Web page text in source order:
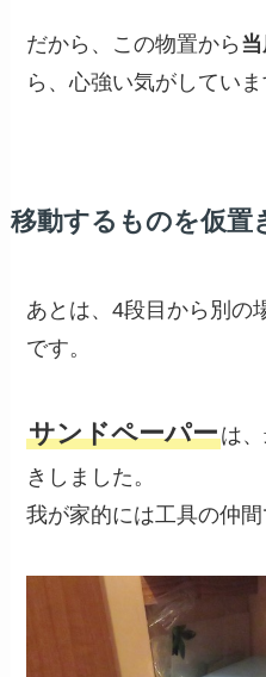
だから、この物置から
ら、心強い気がしていま
移動するものを仮置
あとは、4段目から別の
です。
サンドペーパーは
きしました。
我が家的には工具の仲